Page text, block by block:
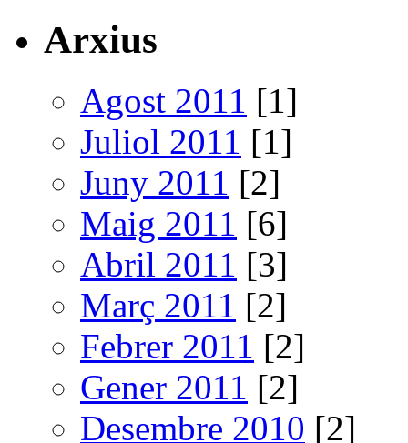
Arxius
Agost 2011 [1]
Juliol 2011 [1]
Juny 2011 [2]
Maig 2011 [6]
Abril 2011 [3]
Març 2011 [2]
Febrer 2011 [2]
Gener 2011 [2]
Desembre 2010 [2]